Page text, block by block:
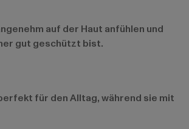
auf der Haut anfühlen und
gut geschützt bist.
für den Alltag, während sie mit